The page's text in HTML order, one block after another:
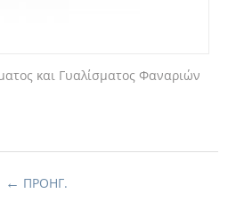
και Γυαλίσματος Φαναριών
ΠΡΟΗΓ.